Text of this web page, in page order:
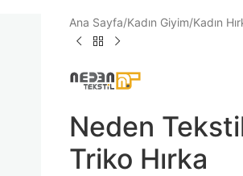
Ana Sayfa/Kadın Giyim/Kadın
Neden
Triko Hırka